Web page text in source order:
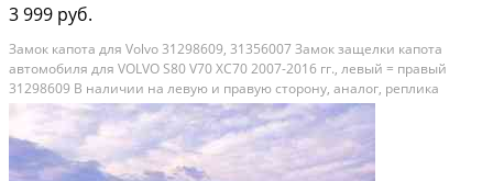
3 999 руб.
Замок капота для Volvo 31298609, 31356007 Замок защелки капота
автомобиля для VOLVO S80 V70 XC70 2007-2016 гг., левый = правый
31298609 В наличии на левую и правую сторону, аналог, реплика
отличного качества 31298609, 31356007 · Уточняйте у менеджера
Защелка капота, механизм крепления в сборе...